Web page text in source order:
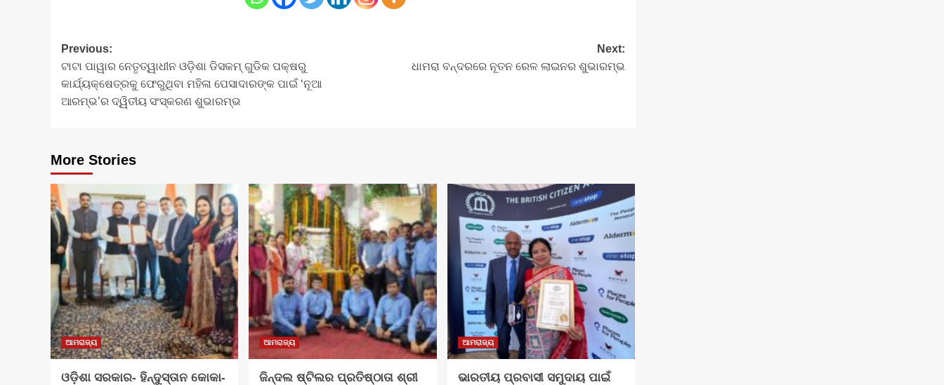
Post
navigation
Previous:
ଟାଟା ପାୱାର ନେତୃତ୍ୱାଧୀନ ଓଡ଼ିଶା ଡିସକମ୍ ଗୁଡିକ ପକ୍ଷରୁ
କାର୍ଯ୍ୟକ୍ଷେତ୍ରକୁ ଫେରୁଥିବା ମହିଳା ପେସାଦାରଙ୍କ ପାଇଁ ‘ନୂଆ
ଆରମ୍ଭ’ର ଦ୍ୱିତୀୟ ସଂସ୍କରଣ ଶୁଭାରମ୍ଭ
Next:
ଧାମରା ବନ୍ଦରରେ ନୂତନ ରେଳ ଲାଇନର ଶୁଭାରମ୍ଭ
More Stories
ଆମରାଜ୍ୟ
ଓଡ଼ିଶା ସରକାର- ହିନ୍ଦୁସ୍ତାନ କୋକା-
ଆମରାଜ୍ୟ
ଜିନ୍ଦଲ ଷ୍ଟିଲର ପ୍ରତିଷ୍ଠାତା ଶ୍ରୀ
ଆମରାଜ୍ୟ
ଭାରତୀୟ ପ୍ରବାସୀ ସମୁଦାୟ ପାଇଁ